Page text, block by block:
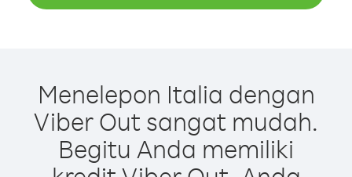
Menelepon Italia dengan
Viber Out sangat mudah.
Begitu Anda memiliki